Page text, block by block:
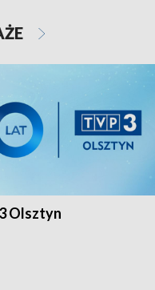
Olsztyn